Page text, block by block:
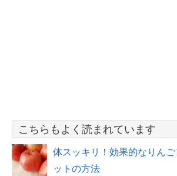
こちらもよく読まれています
体スッキリ！効果的なりん
ットの方法